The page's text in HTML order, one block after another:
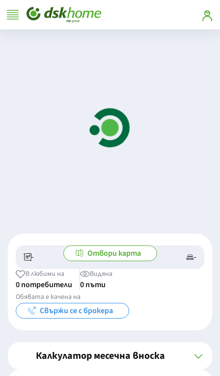
- -/- -
Отвори карта
В любими на
0 потребители
Видяна
0 пъти
Обявата е качена на
Свържи се с брокера
Калкулатор месечна вноска